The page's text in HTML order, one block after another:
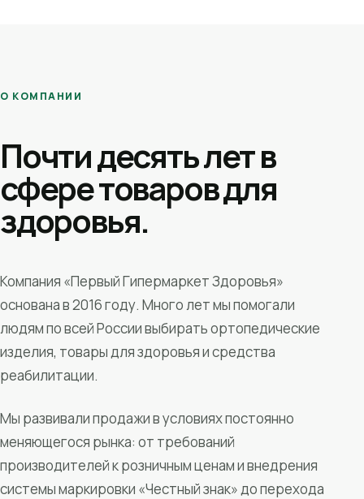
О КОМПАНИИ
Почти десять лет в
сфере товаров для
здоровья.
Компания «Первый Гипермаркет Здоровья»
основана в 2016 году. Много лет мы помогали
людям по всей России выбирать ортопедические
изделия, товары для здоровья и средства
реабилитации.
Мы развивали продажи в условиях постоянно
меняющегося рынка: от требований
производителей к розничным ценам и внедрения
системы маркировки «Честный знак» до перехода